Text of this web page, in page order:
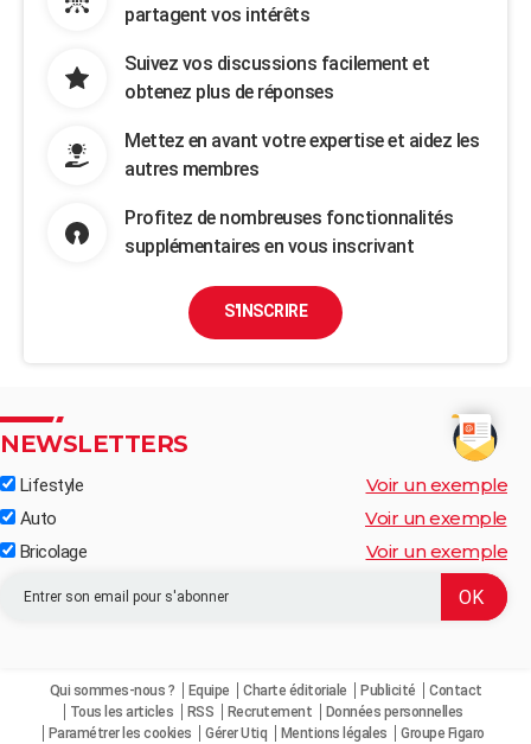
partagent vos intérêts
Suivez vos discussions facilement et
obtenez plus de réponses
Mettez en avant votre expertise et aidez les
autres membres
Profitez de nombreuses fonctionnalités
supplémentaires en vous inscrivant
S'INSCRIRE
NEWSLETTERS
Lifestyle Voir un exemple
Auto Voir un exemple
Bricolage Voir un exemple
Qui sommes-nous ? Equipe Charte éditoriale Publicité
Contact
Tous les articles
RSS Recrutement
Données personnelles
Paramétrer les cookies
Gérer Utiq Mentions légales Groupe Figaro